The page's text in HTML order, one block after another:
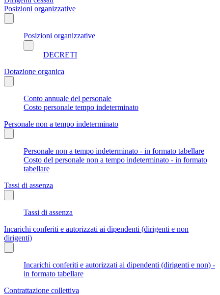
Posizioni organizzative
Posizioni organizzative
DECRETI
Dotazione organica
Conto annuale del personale
Costo personale tempo indeterminato
Personale non a tempo indeterminato
Personale non a tempo indeterminato - in formato tabellare
Costo del personale non a tempo indeterminato - in formato
tabellare
Tassi di assenza
Tassi di assenza
Incarichi conferiti e autorizzati ai dipendenti (dirigenti e non
dirigenti)
Incarichi conferiti e autorizzati ai dipendenti (dirigenti e non) -
in formato tabellare
Contrattazione collettiva